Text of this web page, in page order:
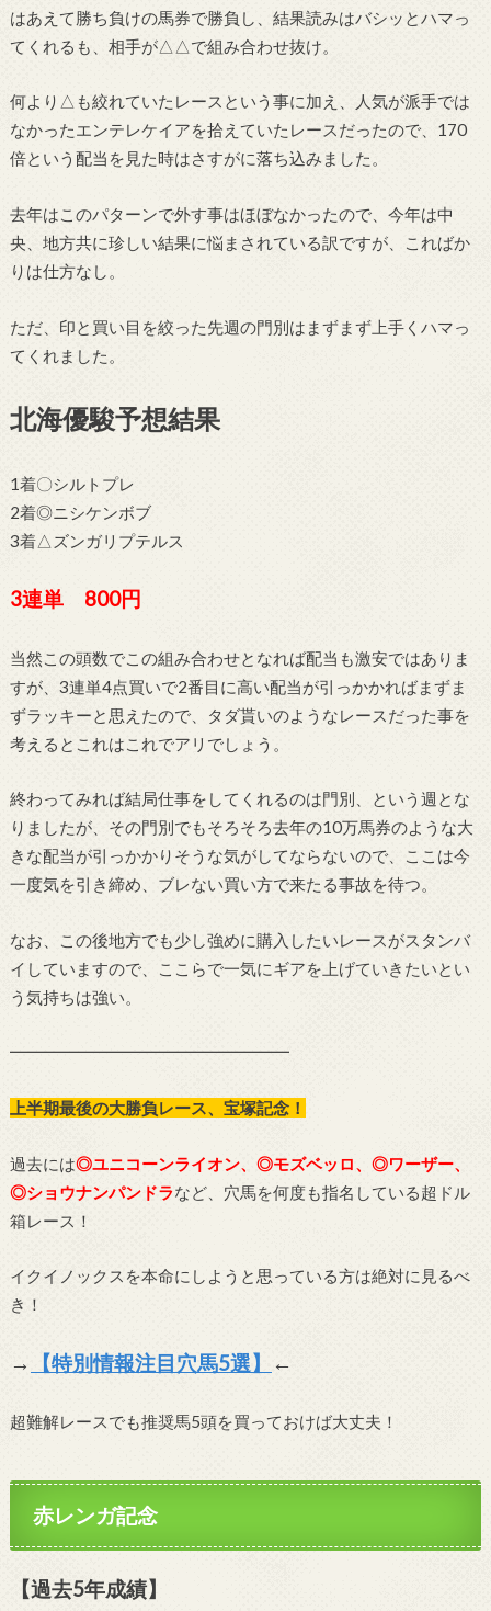
はあえて勝ち負けの馬券で勝負し、結果読みはバシッとハマっ
てくれるも、相手が△△で組み合わせ抜け。
何より△も絞れていたレースという事に加え、人気が派手では
なかったエンテレケイアを拾えていたレースだったので、170
倍という配当を見た時はさすがに落ち込みました。
去年はこのパターンで外す事はほぼなかったので、今年は中
央、地方共に珍しい結果に悩まされている訳ですが、こればか
りは仕方なし。
ただ、印と買い目を絞った先週の門別はまずまず上手くハマっ
てくれました。
北海優駿予想結果
1着〇シルトプレ
2着◎ニシケンボブ
3着△ズンガリプテルス
3連単 800円
当然この頭数でこの組み合わせとなれば配当も激安ではありま
すが、3連単4点買いで2番目に高い配当が引っかかればまずま
ずラッキーと思えたので、タダ貰いのようなレースだった事を
考えるとこれはこれでアリでしょう。
終わってみれば結局仕事をしてくれるのは門別、という週とな
りましたが、その門別でもそろそろ去年の10万馬券のような大
きな配当が引っかかりそうな気がしてならないので、ここは今
一度気を引き締め、ブレない買い方で来たる事故を待つ。
なお、この後地方でも少し強めに購入したいレースがスタンバ
イしていますので、ここらで一気にギアを上げていきたいとい
う気持ちは強い。
━━━━━━━━━━━━━━━━━
上半期最後の大勝負レース、宝塚記念！
過去には◎ユニコーンライオン、◎モズベッロ、◎ワーザー、
◎ショウナンパンドラなど、穴馬を何度も指名している超ドル
箱レース！
イクイノックスを本命にしようと思っている方は絶対に見るべ
き！
→ 【特別情報注目穴馬5選】 ←
超難解レースでも推奨馬5頭を買っておけば大丈夫！
赤レンガ記念
【過去5年成績】